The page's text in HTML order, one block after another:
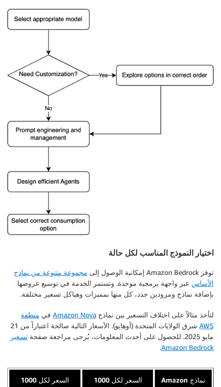
اختيار النموذج المناسب لكل حالة
توفر Amazon Bedrock إمكانية الوصول إلى
مجموعة متنوعة من نماذج
الأساس عبر واجهة برمجية موحدة. وتستمر الخدمة في توسيع عروضها
بإضافة نماذج ومزودين جدد، كل منها بمميزات وهياكل تسعير مختلفة.
لنأخذ مثالاً على اختلاف التسعير بين نماذج Amazon Nova في منطقة
AWS
شرق الولايات المتحدة (أوهايو). الأسعار التالية صالحة اعتباراً من 21
مايو 2025. للحصول على أحدث المعلومات، يُرجى مراجعة صفحة
تسعير
Amazon Bedrock
.
نماذج Amazon
السعر لكل 1000
السعر لكل 1000